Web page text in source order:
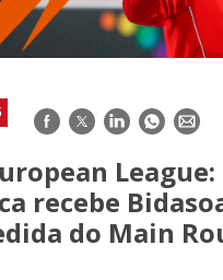
Facebook
TwitterLinkedInWhatsApp
E-
League:
recebe
do Main